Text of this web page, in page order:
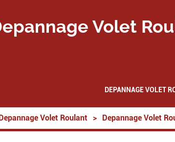
Volet
DEPANNAGE VOLET
Volet Roulant > Depannage Volet